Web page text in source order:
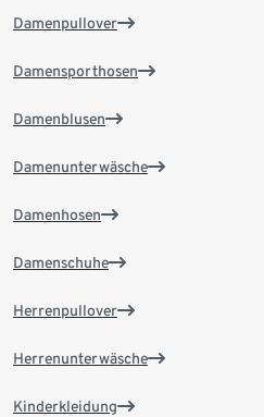
Damenpullover
Damensporthosen
Damenblusen
Damenunterwäsche
Damenhosen
Damenschuhe
Herrenpullover
Herrenunterwäsche
Kinderkleidung